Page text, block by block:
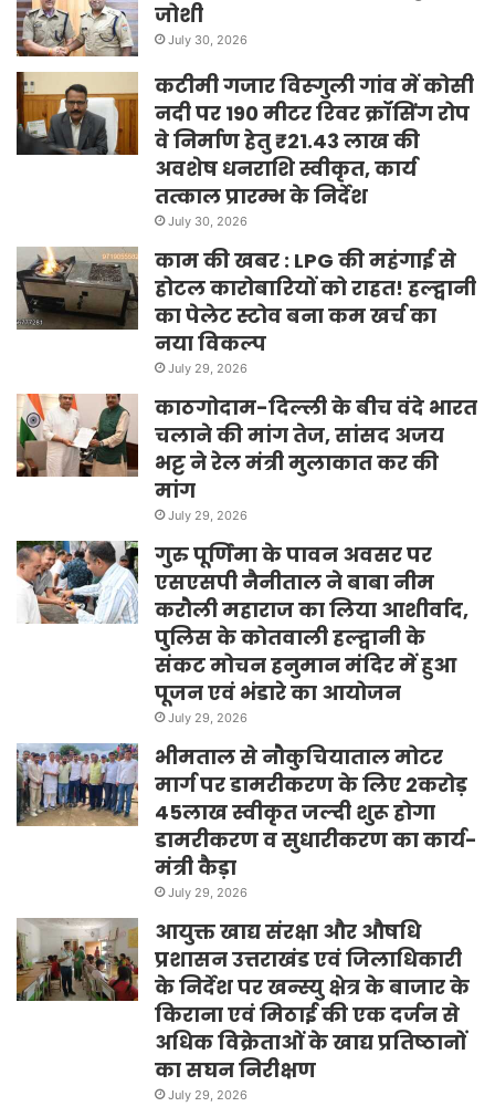
जोशी
July 30, 2026
कटीमी गजार विस्गुली गांव में कोसी
नदी पर 190 मीटर रिवर क्रॉसिंग रोप
वे निर्माण हेतु ₹21.43 लाख की
अवशेष धनराशि स्वीकृत, कार्य
तत्काल प्रारम्भ के निर्देश
July 30, 2026
काम की खबर : LPG की महंगाई से
होटल कारोबारियों को राहत! हल्द्वानी
का पेलेट स्टोव बना कम खर्च का
नया विकल्प
July 29, 2026
काठगोदाम-दिल्ली के बीच वंदे भारत
चलाने की मांग तेज, सांसद अजय
भट्ट ने रेल मंत्री मुलाकात कर की
मांग
July 29, 2026
गुरु पूर्णिमा के पावन अवसर पर
एसएसपी नैनीताल ने बाबा नीम
करौली महाराज का लिया आशीर्वाद,
पुलिस के कोतवाली हल्द्वानी के
संकट मोचन हनुमान मंदिर में हुआ
पूजन एवं भंडारे का आयोजन
July 29, 2026
भीमताल से नौकुचियाताल मोटर
मार्ग पर डामरीकरण के लिए 2करोड़
45लाख स्वीकृत जल्दी शुरू होगा
डामरीकरण व सुधारीकरण का कार्य-
मंत्री कैड़ा
July 29, 2026
आयुक्त खाद्य संरक्षा और औषधि
प्रशासन उत्तराखंड एवं जिलाधिकारी
के निर्देश पर खन्स्यु क्षेत्र के बाजार के
किराना एवं मिठाई की एक दर्जन से
अधिक विक्रेताओं के खाद्य प्रतिष्ठानों
का सघन निरीक्षण
July 29, 2026